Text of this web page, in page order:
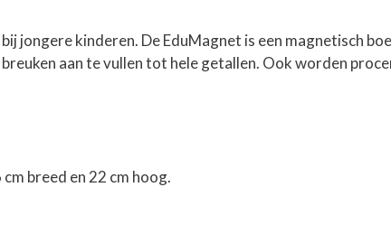
jongere kinderen. De EduMagnet is een magnetisch
aan te vullen tot hele getallen. Ook worden
breed en 22 cm hoog.